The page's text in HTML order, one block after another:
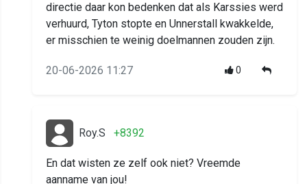
directie daar kon bedenken dat als Karssies werd
verhuurd, Tyton stopte en Unnerstall kwakkelde,
er misschien te weinig doelmannen zouden zijn.
20-06-2026 11:27 0
Roy.S +8392
En dat wisten ze zelf ook niet? Vreemde
aanname van jou!